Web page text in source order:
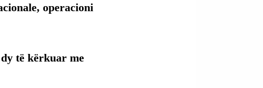
operacioni
të kërkuar me